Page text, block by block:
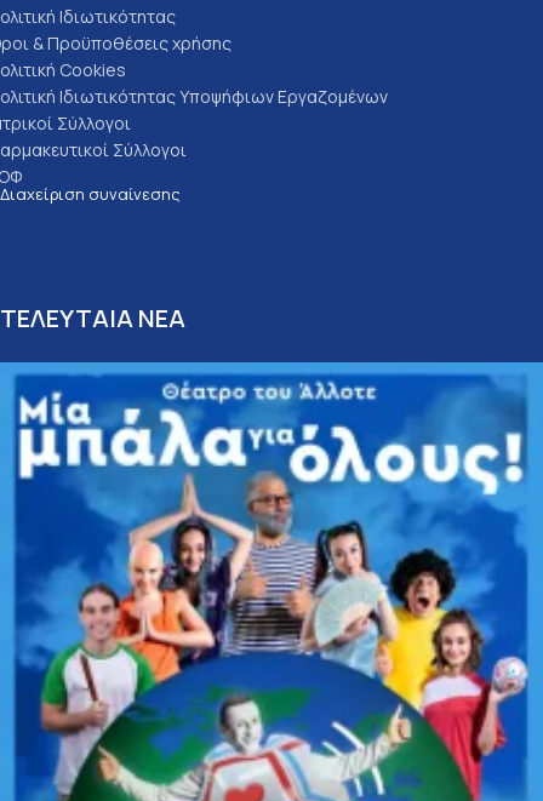
Ιδιωτικότητας
& Προϋποθέσεις χρήσης
Cookies
Ιδιωτικότητας Υποψήφιων Εργαζομένων
Σύλλογοι
Σύλλογοι
Διαχείριση συναίνεσης
ΤΕΛΕΥΤΑΙΑ ΝΕΑ